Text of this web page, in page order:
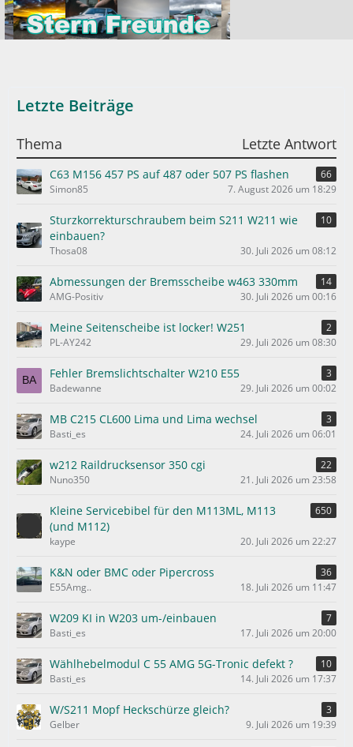
Letzte Beiträge
Thema Letzte Antwort
C63 M156 457 PS auf 487 oder 507 PS flashen
66
Simon85
7. August 2026 um 18:29
Sturzkorrekturschraubem beim S211 W211 wie
einbauen?
10
Thosa08 30. Juli 2026 um 08:12
Abmessungen der Bremsscheibe w463 330mm
14
AMG-Positiv
30. Juli 2026 um 00:16
Meine Seitenscheibe ist locker! W251
2
PL-AY242
29. Juli 2026 um 08:30
Fehler Bremslichtschalter W210 E55
3
Badewanne
29. Juli 2026 um 00:02
MB C215 CL600 Lima und Lima wechsel
3
Basti_es
24. Juli 2026 um 06:01
w212 Raildrucksensor 350 cgi
22
Nuno350
21. Juli 2026 um 23:58
Kleine Servicebibel für den M113ML, M113
(und M112)
650
kaype 20. Juli 2026 um 22:27
K&N oder BMC oder Pipercross
36
E55Amg..
18. Juli 2026 um 11:47
W209 KI in W203 um-/einbauen
7
Basti_es
17. Juli 2026 um 20:00
Wählhebelmodul C 55 AMG 5G-Tronic defekt ?
10
Basti_es
14. Juli 2026 um 17:37
W/S211 Mopf Heckschürze gleich?
3
Gelber
9. Juli 2026 um 19:39